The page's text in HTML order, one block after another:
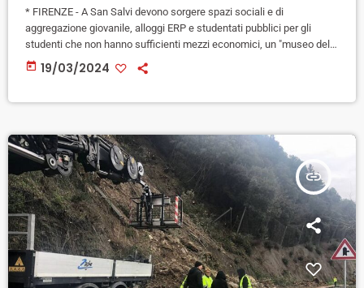
* FIRENZE - A San Salvi devono sorgere spazi sociali e di
aggregazione giovanile, alloggi ERP e studentati pubblici per gli
studenti che non hanno sufficienti mezzi economici, un "museo della
memoria" sulla storia dell'ex manicomio e per la conservazione
dell'archivio della Asl, la preservazione dello spazio della "Tinaia",
today 19/03/2024
insert_link